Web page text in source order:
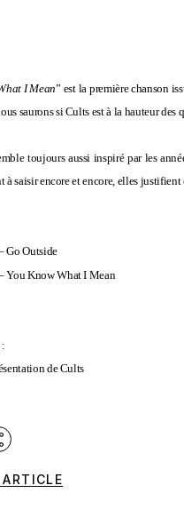
I Mean” est la première chanson
saurons si Cults est à la hauteur
toujours aussi inspiré par les
à saisir encore et encore, elles
Go Outside
You Know What I Mean
de Cults
ARTICLE